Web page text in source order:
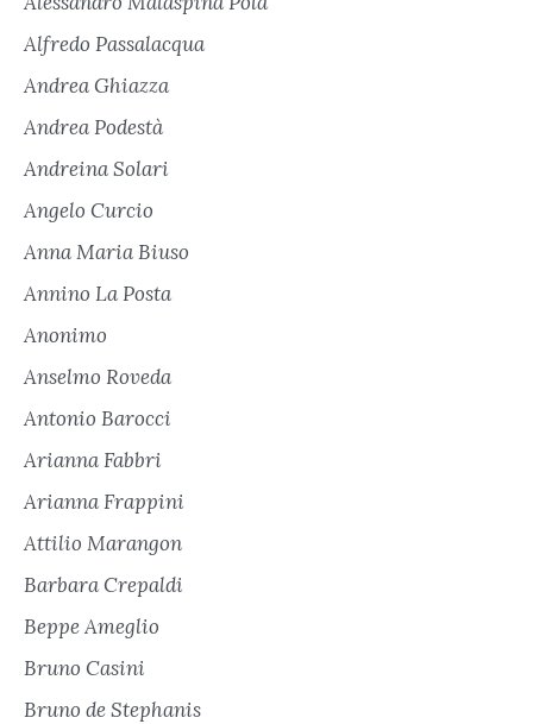
Alfredo Passalacqua
Andrea Ghiazza
Andrea Podestà
Andreina Solari
Angelo Curcio
Anna Maria Biuso
Annino La Posta
Anonimo
Anselmo Roveda
Antonio Barocci
Arianna Fabbri
Arianna Frappini
Attilio Marangon
Barbara Crepaldi
Beppe Ameglio
Bruno Casini
Bruno de Stephanis